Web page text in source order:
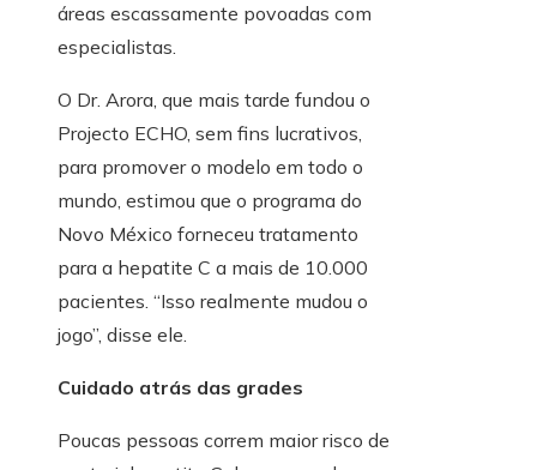
áreas escassamente povoadas com
especialistas.
O Dr. Arora, que mais tarde fundou o
Projecto ECHO, sem fins lucrativos,
para promover o modelo em todo o
mundo, estimou que o programa do
Novo México forneceu tratamento
para a hepatite C a mais de 10.000
pacientes. “Isso realmente mudou o
jogo”, disse ele.
Cuidado atrás das grades
Poucas pessoas correm maior risco de